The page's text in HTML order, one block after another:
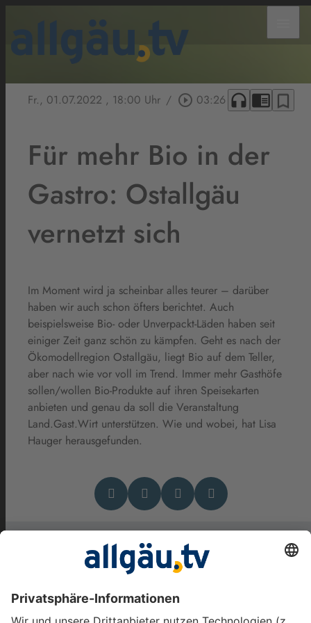
Fr., 01.07.2022 , 18:00 Uhr / play_circle_outline 03:26 headphones chrome_reader_mode bookmark_border
Für mehr Bio in der
Gastro: Ostallgäu
vernetzt sich
Im Moment wird ja scheinbar alles teurer – darüber
haben wir auch schon öfters berichtet. Auch
beispielsweise Bio- oder Unverpackt-Läden haben seit
einiger Zeit ganz schön zu kämpfen. Geht es nach der
Ökomodellregion Ostallgäu, liegt Bio auf dem Teller,
aber nach wie vor voll im Trend. Immer mehr Gasthöfe
sollen/wollen Bio-Produkte auf ihren Speisekarten
anbieten und genau da soll die Veranstaltung
Land.Gast.Wirt unterstützen. Wie und wobei, hat Lisa
Hauger herausgefunden.
Das könnte Dich auch
interessieren